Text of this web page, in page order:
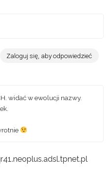
Zaloguj się, aby odpowiedzieć
widać w ewolucji nazwy.